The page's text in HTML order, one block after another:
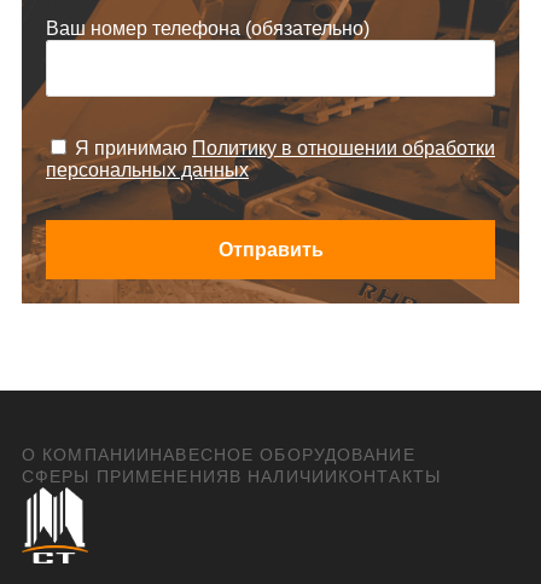
Ваш номер телефона (обязательно)
Я принимаю Политику в отношении обработки
персональных данных
Отправить
О КОМПАНИИНАВЕСНОЕ ОБОРУДОВАНИЕ
СФЕРЫ ПРИМЕНЕНИЯВ НАЛИЧИИКОНТАКТЫ